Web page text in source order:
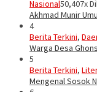
Nasional50,407x
Akhmad Munir
4
Berita Terkini,
Warga Desa
5
Berita Terkini,
Mengenal Sosok